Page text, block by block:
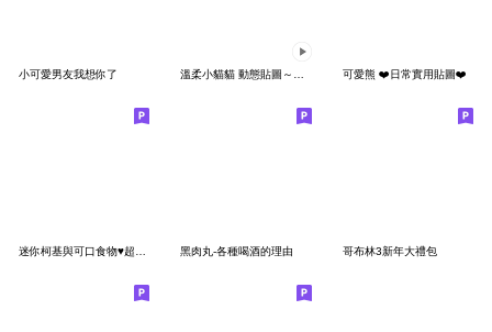
小可愛男友我想你了 可愛熊 ❤️日常實用貼圖❤️
迷你柯基與可口食物♥超實用貼圖♥ 黑肉丸-各種喝酒的理由 哥布林3新年大禮包